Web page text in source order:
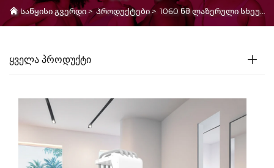
Საწყისი გვერდი>Პროდუქტები> 1060 ნმ ლაზერული სხეულის შევერძნება
ᲧᲕᲔᲚᲐ ᲞᲠᲝᲓᲣᲥᲢᲘ